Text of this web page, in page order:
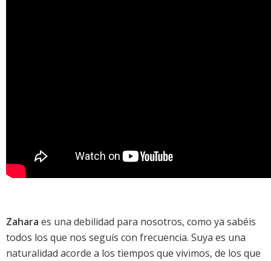
Zahara es una debilidad para nosotros, como ya sabéis
todos los que nos seguís con frecuencia. Suya es una
naturalidad acorde a los tiempos que vivimos, de los que